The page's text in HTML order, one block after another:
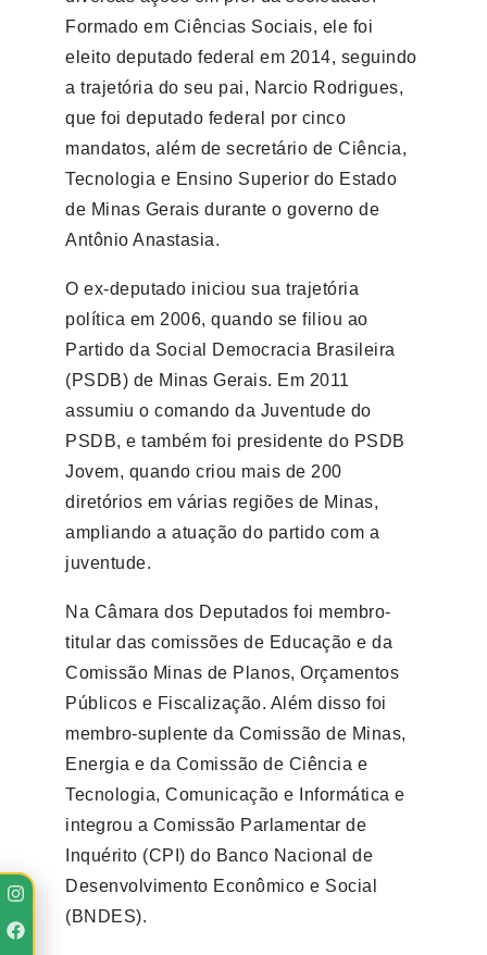
Formado em Ciências Sociais, ele foi
eleito deputado federal em 2014, seguindo
a trajetória do seu pai, Narcio Rodrigues,
que foi deputado federal por cinco
mandatos, além de secretário de Ciência,
Tecnologia e Ensino Superior do Estado
de Minas Gerais durante o governo de
Antônio Anastasia.
O ex-deputado iniciou sua trajetória
política em 2006, quando se filiou ao
Partido da Social Democracia Brasileira
(PSDB) de Minas Gerais. Em 2011
assumiu o comando da Juventude do
PSDB, e também foi presidente do PSDB
Jovem, quando criou mais de 200
diretórios em várias regiões de Minas,
ampliando a atuação do partido com a
juventude.
Na Câmara dos Deputados foi membro-
titular das comissões de Educação e da
Comissão Minas de Planos, Orçamentos
Públicos e Fiscalização. Além disso foi
membro-suplente da Comissão de Minas,
Energia e da Comissão de Ciência e
Tecnologia, Comunicação e Informática e
integrou a Comissão Parlamentar de
Inquérito (CPI) do Banco Nacional de
Desenvolvimento Econômico e Social
(BNDES).